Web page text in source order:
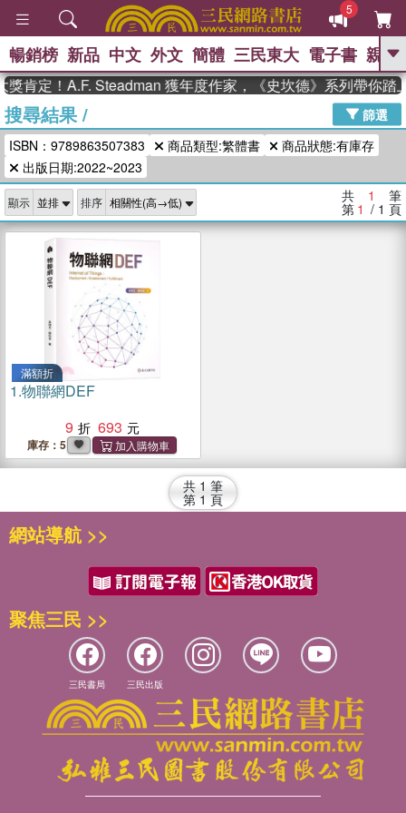
5
GO
高希均教授回憶錄
、 The Odyssey 、 父親節 、 花開錦
繡 、 暑期推薦 、 方念華 、 台灣的
、 偉大的迷走神經 、 如果歷史是一
群喵
暢銷榜 新品 中文 外文 簡體 三民東大 電子書 親子
肯定！A.F. Steadman 獲年度作家，《史坎德》系列帶你踏
搜尋結果/
篩選
ISBN：9789863507383
商品類型:繁體書
商品狀態:有庫存
出版日期:2022~2023
顯示 排序 共 1 筆
第 1 / 1 頁
滿額折
1.物聯網DEF
9
693
庫存：5
共 1 筆
第 1 頁
網站導航 >>
聚焦三民 >>
三民書局 三民出版